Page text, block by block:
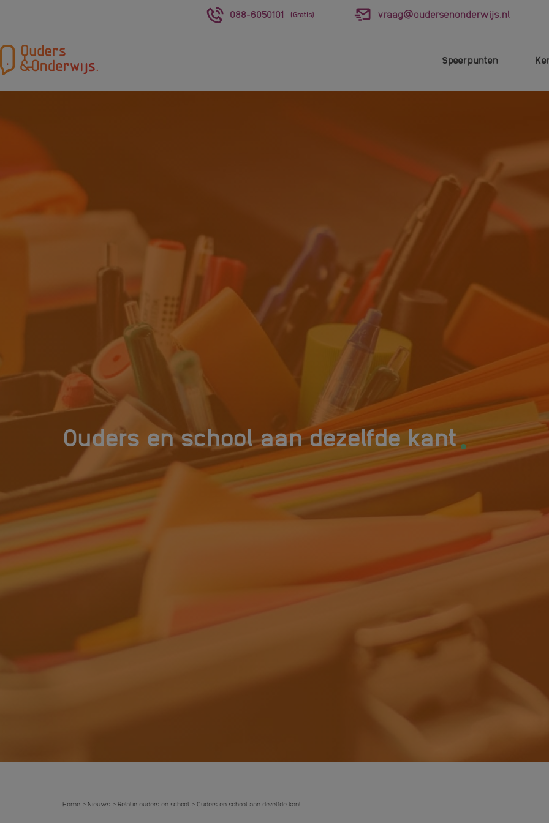
088-6050101 (Gratis) vraag@oudersenonderwijs.nl
Speerpunten
Ouders en school aan dezelfde kant.
Home > Nieuws > Relatie ouders en school > Ouders en school aan dezelfde kant